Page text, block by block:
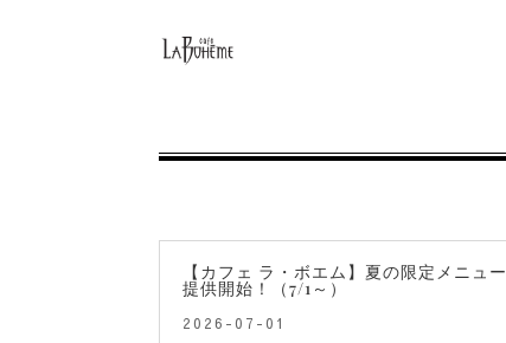
【カフェ ラ・ボエム】夏の限定メニュー
提供開始！（7/1～）
2026-07-01